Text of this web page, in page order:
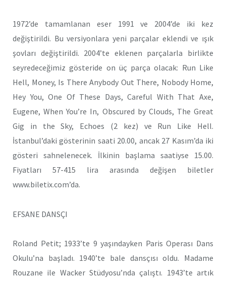
1972’de tamamlanan eser 1991 ve 2004’de iki kez
değiştirildi. Bu versiyonlara yeni parçalar eklendi ve ışık
şovları değiştirildi. 2004’te eklenen parçalarla birlikte
seyredeceğimiz gösteride on üç parça olacak: Run Like
Hell, Money, Is There Anybody Out There, Nobody Home,
Hey You, One Of These Days, Careful With That Axe,
Eugene, When You’re In, Obscured by Clouds, The Great
Gig in the Sky, Echoes (2 kez) ve Run Like Hell.
İstanbul’daki gösterinin saati 20.00, ancak 27 Kasım’da iki
gösteri sahnelenecek. İlkinin başlama saatiyse 15.00.
Fiyatları 57-415 lira arasında değişen biletler
www.biletix.com’da.
EFSANE DANSÇI
Roland Petit; 1933’te 9 yaşındayken Paris Operası Dans
Okulu’na başladı. 1940’te bale dansçısı oldu. Madame
Rouzane ile Wacker Stüdyosu’nda çalıştı. 1943’te artık